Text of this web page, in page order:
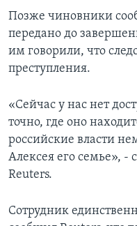
Позже чиновники
передано до
им говорили, что
преступления.
«Сейчас у нас нет
точно, где оно
российские власти
Алексея его семье»,
Reuters.
Сотрудник